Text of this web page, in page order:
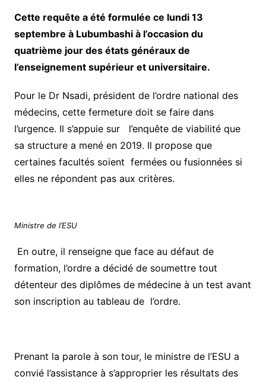
Cette requête a été formulée ce lundi 13
septembre à Lubumbashi à l’occasion du
quatrième jour des états généraux de
l’enseignement supérieur et universitaire.
Pour le Dr Nsadi, président de l’ordre national des
médecins, cette fermeture doit se faire dans
l’urgence. Il s’appuie sur l’enquête de viabilité que
sa structure a mené en 2019. Il propose que
certaines facultés soient fermées ou fusionnées si
elles ne répondent pas aux critères.
Ministre de l’ESU
En outre, il renseigne que face au défaut de
formation, l’ordre a décidé de soumettre tout
détenteur des diplômes de médecine à un test avant
son inscription au tableau de l’ordre.
Prenant la parole à son tour, le ministre de l’ESU a
convié l’assistance à s’approprier les résultats des